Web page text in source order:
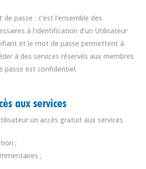
passe : c’est l’ensemble des
à l’identification d’un Utilisateur
et le mot de passe permettent à
à des services réservés aux membres
passe est confidentiel.
aux services
un accès gratuit aux services
;
;